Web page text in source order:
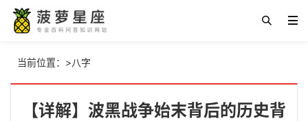
当前位置： >八字
【详解】波黑战争始末背后的历史背